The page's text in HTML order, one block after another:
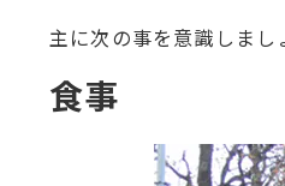
主に次の事を意識しまし
食事